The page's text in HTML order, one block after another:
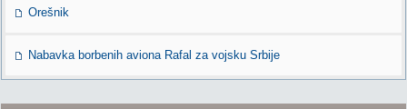
Orešnik
Nabavka borbenih aviona Rafal za vojsku Srbije